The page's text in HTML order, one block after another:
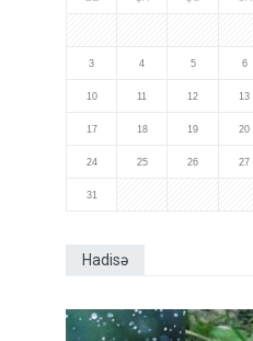
3 4 5 6
10 11 12 13
17 18 19 20
24 25 26 27
31
Hadisə